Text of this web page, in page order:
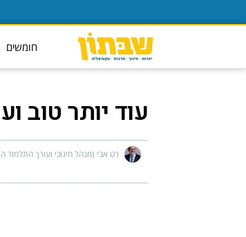
חומשים
עוד יותר טוב
רט אבי (מנהל חינוכי ועורך התלמוד